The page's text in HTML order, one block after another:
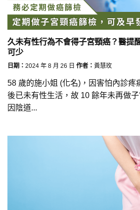
久未有性行為不會得子宮頸癌？醫提
可少
日期： 2024 年 8 月 26 日 作者： 黃慧玫
58 歲的施小姐 (化名)，因害怕內診疼
後已未有性生活，故 10 餘年未再做
因陰道...